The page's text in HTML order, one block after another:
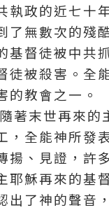
執政的近七十
了無數次的殘
基督徒被中共
徒被殺害。 全
的教會之一。
末世再來的
，全能神所發
揚、見證，許
耶穌再來的基
出了神的聲音